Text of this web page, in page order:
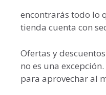
encontrarás todo lo
tienda cuenta con
Ofertas y
no es una
para aprovechar al